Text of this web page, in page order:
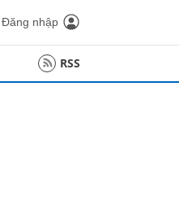
Đăng nhập
RSS